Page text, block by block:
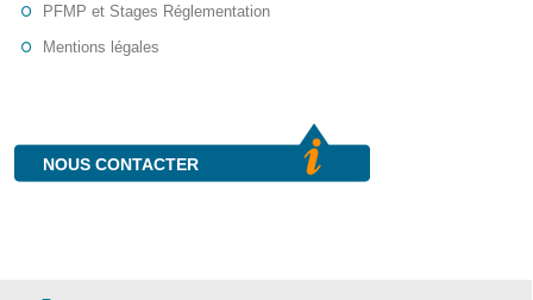
PFMP et Stages Réglementation
Mentions légales
NOUS CONTACTER